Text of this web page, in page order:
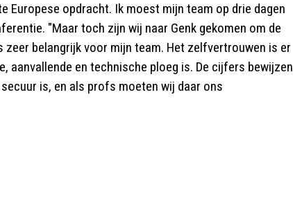
Europese opdracht. Ik moest mijn team op drie dagen
"Maar toch zijn wij naar Genk gekomen om de
zeer belangrijk voor mijn team. Het zelfvertrouwen is er
aanvallende en technische ploeg is. De cijfers bewijzen
is, en als profs moeten wij daar ons